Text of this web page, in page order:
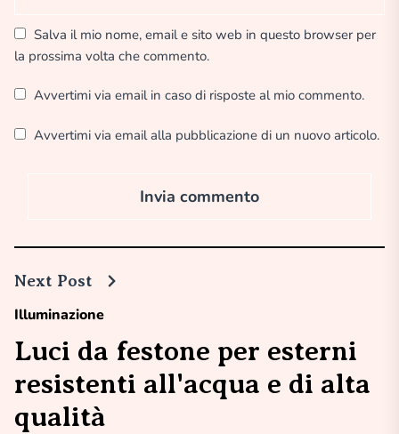
Salva il mio nome, email e sito web in questo browser per
la prossima volta che commento.
Avvertimi via email in caso di risposte al mio commento.
Avvertimi via email alla pubblicazione di un nuovo articolo.
Next Post
Illuminazione
Luci da festone per esterni
resistenti all'acqua e di alta
qualità